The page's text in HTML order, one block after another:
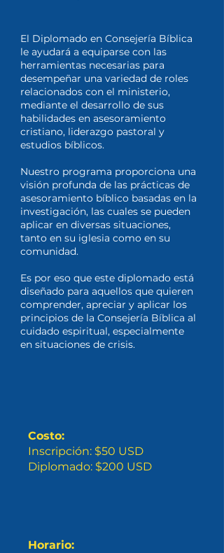
El Diplomado en Consejería Bíblica
le ayudará a equiparse con las
herramientas necesarias para
desempeñar una variedad de roles
relacionados con el ministerio,
mediante el desarrollo de sus
habilidades en asesoramiento
cristiano, liderazgo pastoral y
estudios bíblicos.
Nuestro programa proporciona una
visión profunda de las prácticas de
asesoramiento bíblico basadas en la
investigación, las cuales se pueden
aplicar en diversas situaciones,
tanto en su iglesia como en su
comunidad.
Es por eso que este diplomado está
diseñado para aquellos que quieren
comprender, apreciar y aplicar los
principios de la Consejería Bíblica al
cuidado espiritual, especialmente
en situaciones de crisis.
Costo:
Inscripción: $50 USD
Diplomado: $200 USD
Horario: